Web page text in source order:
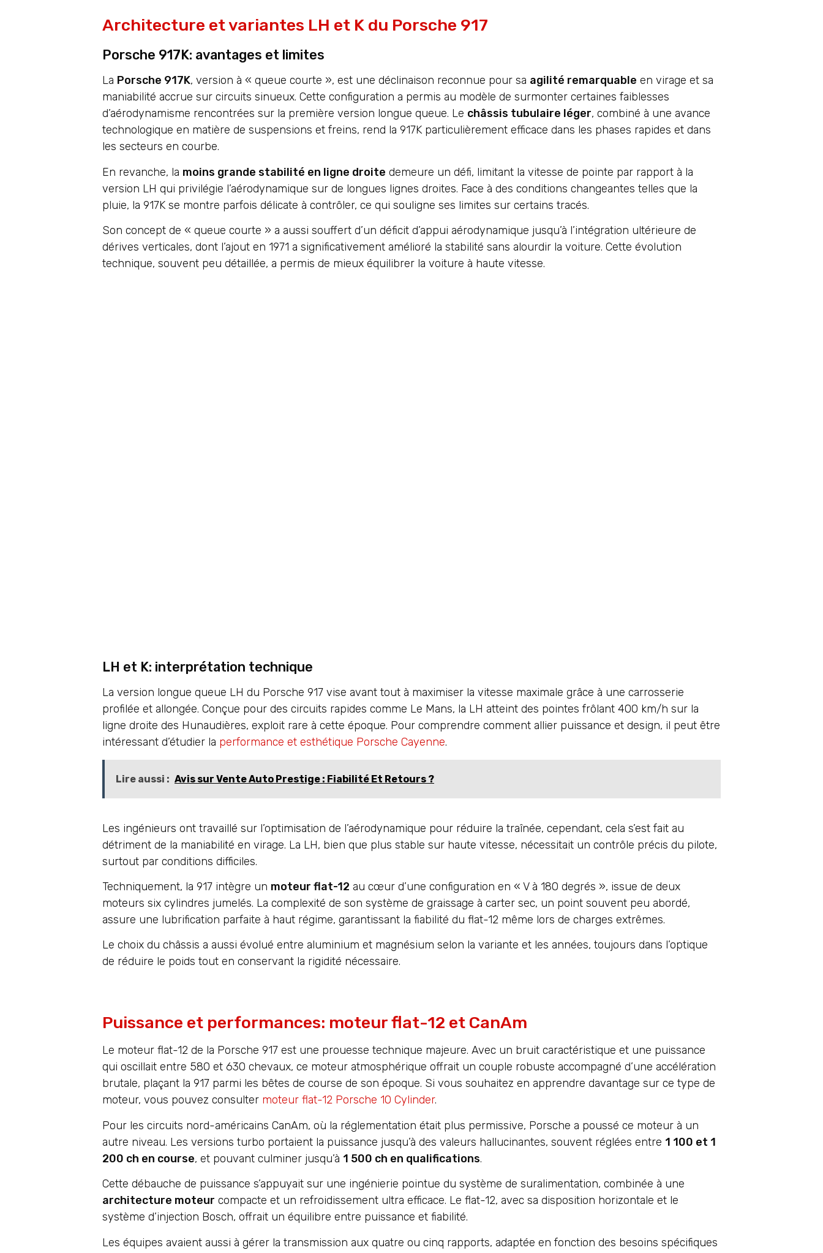
Architecture et variantes LH et K du Porsche 917
Porsche 917K: avantages et limites
La Porsche 917K, version à « queue courte », est une déclinaison reconnue pour sa agilité remarquable en virage et sa
maniabilité accrue sur circuits sinueux. Cette configuration a permis au modèle de surmonter certaines faiblesses
d’aérodynamisme rencontrées sur la première version longue queue. Le châssis tubulaire léger, combiné à une avance
technologique en matière de suspensions et freins, rend la 917K particulièrement efficace dans les phases rapides et dans
les secteurs en courbe.
En revanche, la moins grande stabilité en ligne droite demeure un défi, limitant la vitesse de pointe par rapport à la
version LH qui privilégie l’aérodynamique sur de longues lignes droites. Face à des conditions changeantes telles que la
pluie, la 917K se montre parfois délicate à contrôler, ce qui souligne ses limites sur certains tracés.
Son concept de « queue courte » a aussi souffert d’un déficit d’appui aérodynamique jusqu’à l’intégration ultérieure de
dérives verticales, dont l’ajout en 1971 a significativement amélioré la stabilité sans alourdir la voiture. Cette évolution
technique, souvent peu détaillée, a permis de mieux équilibrer la voiture à haute vitesse.
LH et K: interprétation technique
La version longue queue LH du Porsche 917 vise avant tout à maximiser la vitesse maximale grâce à une carrosserie
profilée et allongée. Conçue pour des circuits rapides comme Le Mans, la LH atteint des pointes frôlant 400 km/h sur la
ligne droite des Hunaudières, exploit rare à cette époque. Pour comprendre comment allier puissance et design, il peut être
intéressant d’étudier la performance et esthétique Porsche Cayenne.
Lire aussi : Avis sur Vente Auto Prestige : Fiabilité Et Retours ?
Les ingénieurs ont travaillé sur l’optimisation de l’aérodynamique pour réduire la traînée, cependant, cela s’est fait au
détriment de la maniabilité en virage. La LH, bien que plus stable sur haute vitesse, nécessitait un contrôle précis du pilote,
surtout par conditions difficiles.
Techniquement, la 917 intègre un moteur flat-12 au cœur d’une configuration en « V à 180 degrés », issue de deux
moteurs six cylindres jumelés. La complexité de son système de graissage à carter sec, un point souvent peu abordé,
assure une lubrification parfaite à haut régime, garantissant la fiabilité du flat-12 même lors de charges extrêmes.
Le choix du châssis a aussi évolué entre aluminium et magnésium selon la variante et les années, toujours dans l’optique
de réduire le poids tout en conservant la rigidité nécessaire.
Puissance et performances: moteur flat-12 et CanAm
Le moteur flat-12 de la Porsche 917 est une prouesse technique majeure. Avec un bruit caractéristique et une puissance
qui oscillait entre 580 et 630 chevaux, ce moteur atmosphérique offrait un couple robuste accompagné d’une accélération
brutale, plaçant la 917 parmi les bêtes de course de son époque. Si vous souhaitez en apprendre davantage sur ce type de
moteur, vous pouvez consulter moteur flat-12 Porsche 10 Cylinder.
Pour les circuits nord-américains CanAm, où la réglementation était plus permissive, Porsche a poussé ce moteur à un
autre niveau. Les versions turbo portaient la puissance jusqu’à des valeurs hallucinantes, souvent réglées entre 1 100 et 1
200 ch en course, et pouvant culminer jusqu’à 1 500 ch en qualifications.
Cette débauche de puissance s’appuyait sur une ingénierie pointue du système de suralimentation, combinée à une
architecture moteur compacte et un refroidissement ultra efficace. Le flat-12, avec sa disposition horizontale et le
système d’injection Bosch, offrait un équilibre entre puissance et fiabilité.
Les équipes avaient aussi à gérer la transmission aux quatre ou cinq rapports, adaptée en fonction des besoins spécifiques